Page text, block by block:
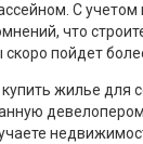
С
что
пойдет
жилье для